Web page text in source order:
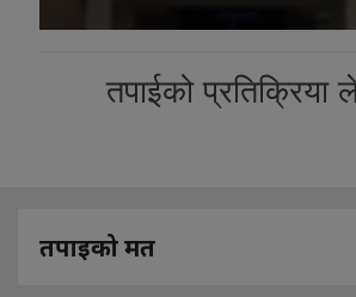
तपाईको प्रतिक्रिया
तपाइको मत